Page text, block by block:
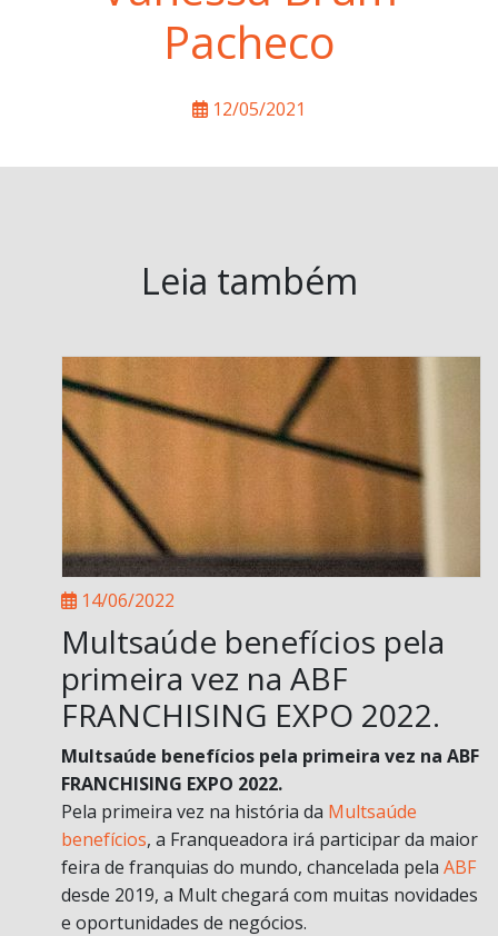
Pacheco
12/05/2021
Leia também
14/06/2022
Multsaúde benefícios pela
primeira vez na ABF
FRANCHISING EXPO 2022.
Multsaúde benefícios pela primeira vez na ABF
FRANCHISING EXPO 2022.
Pela primeira vez na história da Multsaúde
benefícios, a Franqueadora irá participar da maior
feira de franquias do mundo, chancelada pela ABF
desde 2019, a Mult chegará com muitas novidades
e oportunidades de negócios.